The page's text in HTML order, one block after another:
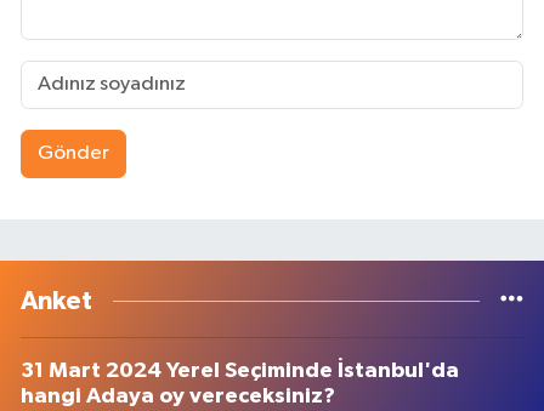
Gönder
Anket
31 Mart 2024 Yerel Seçiminde İstanbul'da
hangi Adaya oy vereceksiniz?